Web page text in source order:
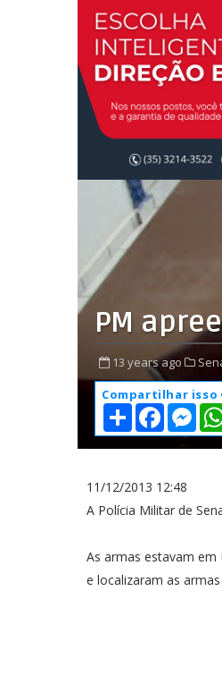
PM
13 years ago
Compartilhar isso
S
h
a
r
F
c
e
o
o
k
M
e
s
s
e
11/12/2013 12:48
A Polícia Militar de
As armas estavam
e localizaram as